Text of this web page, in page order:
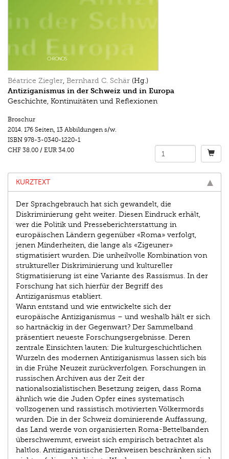
Béatrice Ziegler, Bernhard C. Schär (Hg.)
Antiziganismus in der Schweiz und in Europa
Geschichte, Kontinuitäten und Reflexionen
Broschur
2014. 176 Seiten, 13 Abbildungen s/w.
ISBN 978-3-0340-1220-1
CHF 38.00 / EUR 34.00
KURZTEXT
Der Sprachgebrauch hat sich gewandelt, die
Diskriminierung geht weiter. Diesen Eindruck erhält,
wer die Politik und Presseberichterstattung in
europäischen Ländern gegenüber «Roma» verfolgt,
jenen Minderheiten, die lange als ­«Zigeuner»
stigmatisiert wurden. Die unheilvolle Kombination von
struktureller Diskriminierung und kultureller
Stigmatisierung ist eine Variante des Rassismus. In der
Forschung hat sich hierfür der Begriff des
Antiziganismus etabliert.
Wann entstand und wie entwickelte sich der
europäische Antiziganismus – und weshalb hält er sich
so hartnäckig in der Gegenwart? Der Sammelband
präsentiert neueste Forschungsergebnisse. Deren
zentrale Einsichten lauten: Die kulturgeschichtlichen
Wurzeln des modernen Antiziganismus lassen sich bis
in die Frühe Neuzeit zurückverfolgen. Forschungen in
russischen Archiven aus der Zeit der
nationalsozialistischen Besetzung zeigen, dass Roma
ähnlich wie die Juden Opfer eines systematisch
vollzogenen und rassistisch motivierten Völkermords
wurden. Die in der Schweiz dominierende Auffassung,
das Land werde von organisierten Roma-Bettelbanden
überschwemmt, erweist sich empirisch betrachtet als
haltlos. Antiziganistische Denkweisen beschränken sich